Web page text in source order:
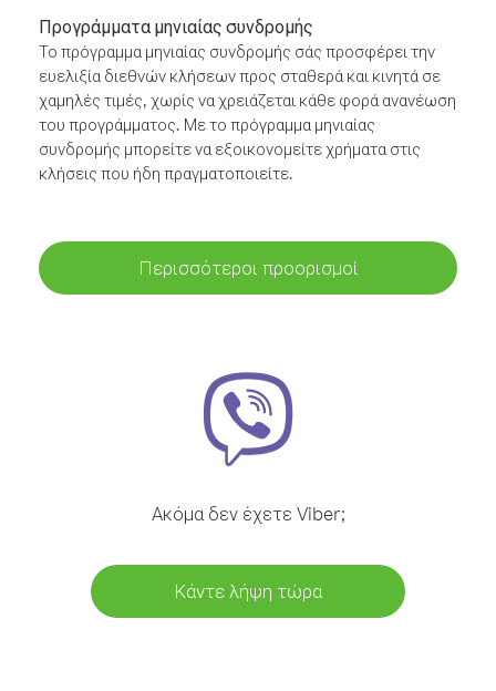
Προγράμματα μηνιαίας συνδρομής
Το πρόγραμμα μηνιαίας συνδρομής σάς προσφέρει την
ευελιξία διεθνών κλήσεων προς σταθερά και κινητά σε
χαμηλές τιμές, χωρίς να χρειάζεται κάθε φορά ανανέωση
του προγράμματος. Με το πρόγραμμα μηνιαίας
συνδρομής μπορείτε να εξοικονομείτε χρήματα στις
κλήσεις που ήδη πραγματοποιείτε.
Περισσότεροι προορισμοί
Ακόμα δεν έχετε Viber;
Κάντε λήψη τώρα